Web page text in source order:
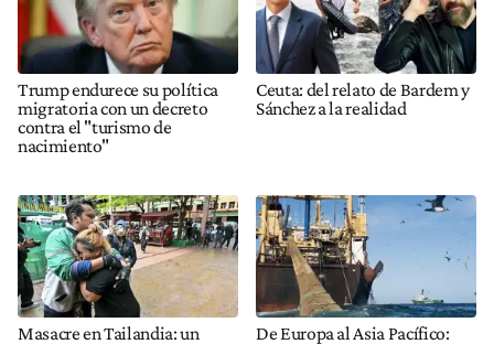
Trump endurece su política
migratoria con un decreto
contra el "turismo de
nacimiento"
Ceuta: del relato de Bardem y
Sánchez a la realidad
Masacre en Tailandia: un
De Europa al Asia Pacífico: